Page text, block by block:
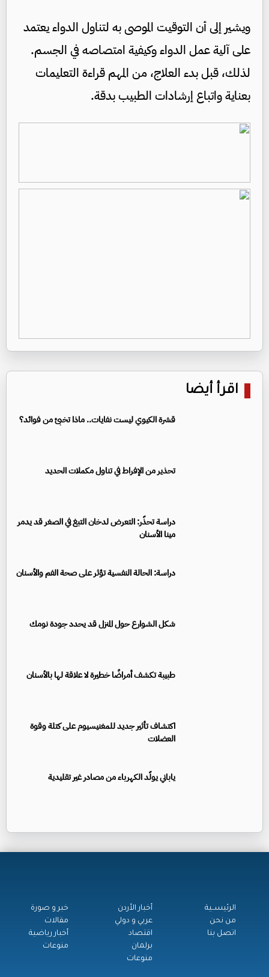
ويشير إلى أن التوقيت الموصى به لتناول الدواء يعتمد
على آلية عمل الدواء وكيفية امتصاصه في الجسم.
لذلك، قبل بدء العلاج، من المهم قراءة التعليمات
بعناية واتباع إرشادات الطبيب بدقة.
اقرأ أيضا
قشرة الكيوي ليست نفايات.. ماذا تخبئ من فوائد؟
تحذير من الإفراط في تناول مكملات الحديد
دراسة تحذّر: التعرض لدخان التبغ في الصغر قد يدمر
مينا الأسنان
دراسة: الحالة النفسية تؤثر على صحة الفم والأسنان
شكل الشوارع حول المنزل قد يحدد جودة نومك
طبيبة تكشف أمراضًا خطيرة لا علاقة لها بالأسنان
اكتشاف تأثير جديد للمغنيسيوم على كتلة وقوة
العضلات
ياباني يولّد الكهرباء من مصادر غير تقليدية
الرئيســية
من نحن
اتصل بنا
أخبار الأردن
عربي و دولي
اقتصاد
برلمان
منوعات
خبر و صورة
مقالات
أخبار رياضية
منوعات